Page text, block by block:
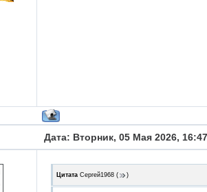
Дата: Вторник, 05 Мая 2026,
Цитата Сергей1968 ( )